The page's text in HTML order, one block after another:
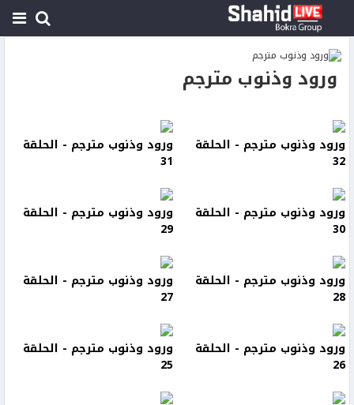
ورود وذنوب مترجم
ورود وذنوب مترجم - الحلقة
32
ورود وذنوب مترجم - الحلقة
31
ورود وذنوب مترجم - الحلقة
30
ورود وذنوب مترجم - الحلقة
29
ورود وذنوب مترجم - الحلقة
28
ورود وذنوب مترجم - الحلقة
27
ورود وذنوب مترجم - الحلقة
26
ورود وذنوب مترجم - الحلقة
25